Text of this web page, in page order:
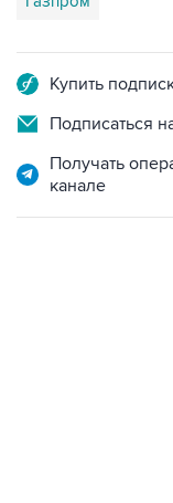
Подписаться
Получать